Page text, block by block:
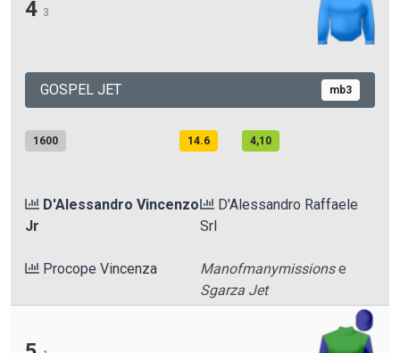
4 3
GOSPEL JET mb3
1600 14.6 4,10
D'Alessandro Vincenzo
Jr
D'Alessandro Raffaele
Srl
Procope Vincenza Manofmanymissionse
Sgarza Jet